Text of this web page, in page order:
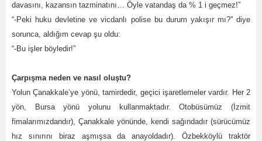
davasını, kazansın tazminatını… Öyle vatandaş da % 1 i geçmez!”
“-Peki huku devletine ve vicdanlı polise bu durum yakışır mı?” diye
sorunca, aldığım cevap şu oldu:
“-Bu işler böyledir!”
Çarpışma neden ve nasıl oluştu?
Yolun Çanakkale’ye yönü, tamirdedir, geçici işaretlemeler vardır. Her 2
yön, Bursa yönü yolunu kullanmaktadır. Otobüsümüz (İzmit
fimalarımızdandır), Çanakkale yönünde, kendi sağındadır (sürücümüz
hız sınırını biraz aşmışsa da anayoldadır). Özbekköylü traktör